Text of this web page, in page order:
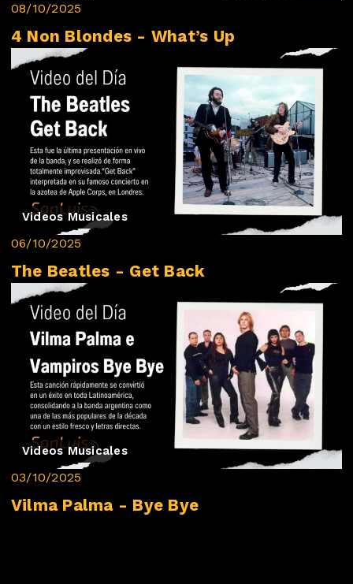
08/10/2025
4 Non Blondes - What’s Up
Videos Musicales
06/10/2025
The Beatles - Get Back
Videos Musicales
03/10/2025
Vilma Palma - Bye Bye